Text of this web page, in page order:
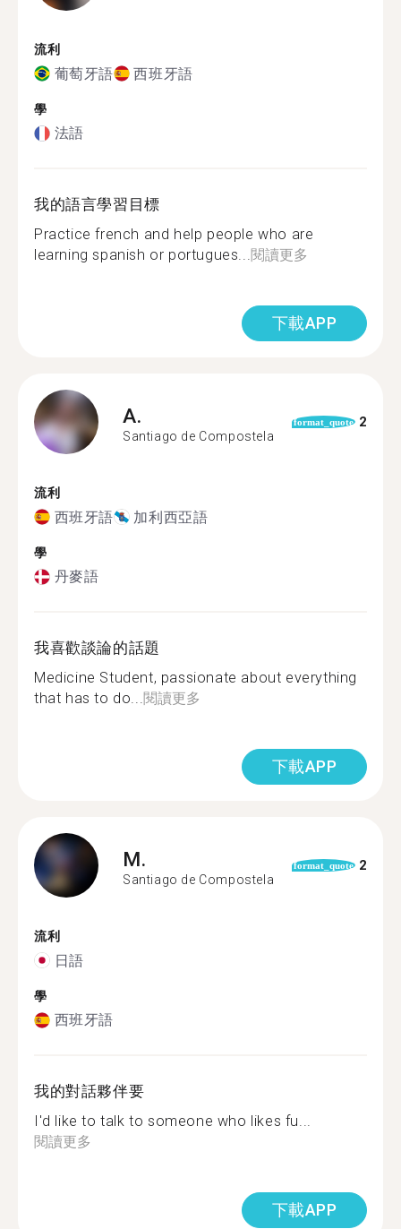
流利
葡萄牙語 西班牙語
學
法語
我的語言學習目標
Practice french and help people who are
learning spanish or portugues...閱讀更多
下載APP
A.
Santiago de Compostela
format_quote 2
流利
西班牙語 加利西亞語
學
丹麥語
我喜歡談論的話題
Medicine Student, passionate about everything
that has to do...閱讀更多
下載APP
M.
Santiago de Compostela
format_quote 2
流利
日語
學
西班牙語
我的對話夥伴要
I'd like to talk to someone who likes fu...
閱讀更多
下載APP